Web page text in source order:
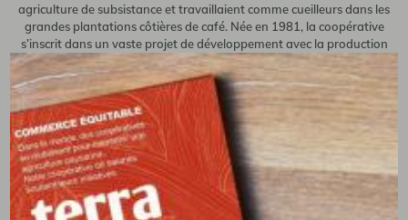
agriculture de subsistance et travaillaient comme cueilleurs dans les
grandes plantations côtières de café. Née en 1981, la coopérative
s’inscrit dans un vaste projet de développement avec la production
d’un café bio et équitable, le micro-crédit et la promotion des
femmes.
en savoir +